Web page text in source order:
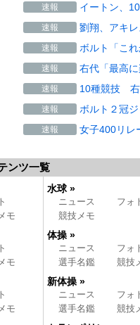
速報 イートン、
速報 劉翔、アキ
速報 ボルト「こ
速報 右代「最高
速報 10種競技 右
速報 ボルト２冠
速報 女子400リレ
ンツ一覧
モ
モ
モ
水球 »
ニュース
フォ
競技メモ
体操 »
ニュース
フォ
選手名鑑
競技
新体操 »
ニュース
フォ
選手名鑑
競技